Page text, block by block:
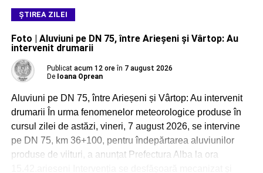
ŞTIREA ZILEI
Foto | Aluviuni pe DN 75, între Arieșeni și Vârtop: Au
intervenit drumarii
Publicat acum 12 ore în 7 august 2026
De Ioana Oprean
Aluviuni pe DN 75, între Arieșeni și Vârtop: Au intervenit
drumarii În urma fenomenelor meteorologice produse în
cursul zilei de astăzi, vineri, 7 august 2026, se intervine
pe DN 75, km 36+100, pentru îndepărtarea aluviunilor
produse de viituri, a anunțat Prefectura Alba la ora